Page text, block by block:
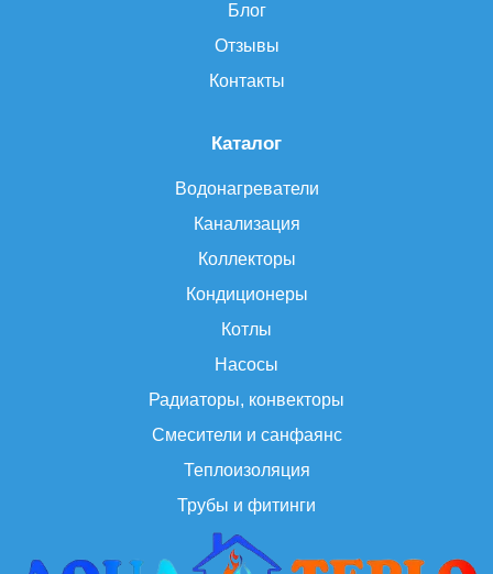
Каталог
Водонагреватели
Канализация
Коллекторы
Кондиционеры
Котлы
Насосы
Радиаторы, конвекторы
Смесители и санфаянс
Теплоизоляция
Трубы и фитинги
Блог
Отзывы
Контакты